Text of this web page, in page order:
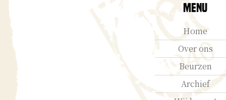
Menu
Home
Over ons
Beurzen
Archief